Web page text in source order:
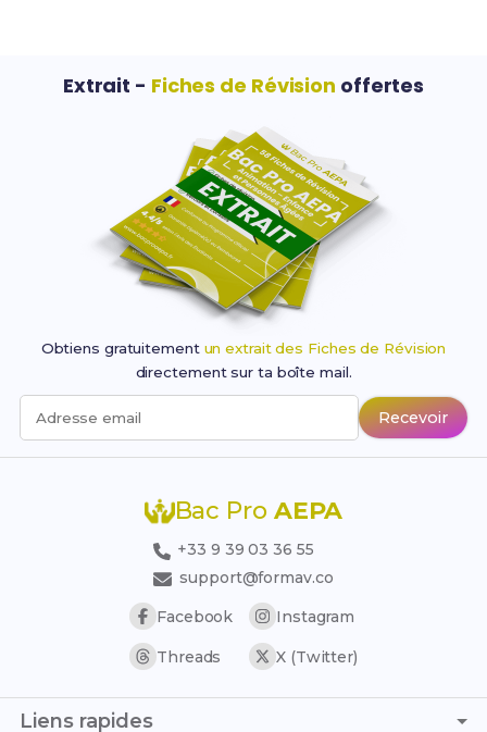
Extrait - Fiches de Révision offertes
Obtiens gratuitement un extrait des Fiches de Révision
directement sur ta boîte mail.
Adresse email Recevoir
Bac Pro AEPA
+33 9 39 03 36 55
support@formav.co
Facebook
Instagram
Threads X (Twitter)
Liens rapides